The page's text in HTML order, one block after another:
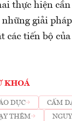
thực hiện
giải
các tiến bộ
KHOÁ
DỤC
CẤM
THÊM